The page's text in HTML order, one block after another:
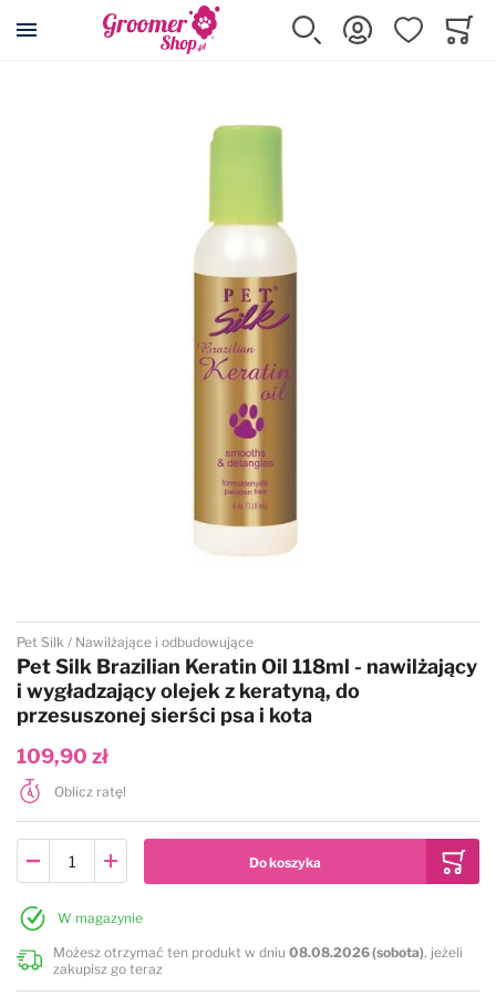
Przejdź na stronę główną
Szukaj Zaloguj sięUlubione
Przejdź na początek galerii
Pet Silk Nawilżające i odbudowujące
Pet Silk Brazilian Keratin Oil 118ml - nawilżający
i wygładzający olejek z keratyną, do
przesuszonej sierści psa i kota
109,90 zł
Oblicz ratę!
W magazynie
Możesz otrzymać ten produkt w dniu08.08.2026 (sobota), jeżeli
zakupisz go teraz